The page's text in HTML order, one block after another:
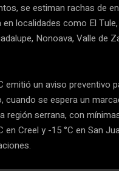
se estiman rachas de
localidades como El
Nonoava, Valle de
emitió un aviso preventivo
cuando se espera un
región serrana, con
en Creel y -15 °C en San